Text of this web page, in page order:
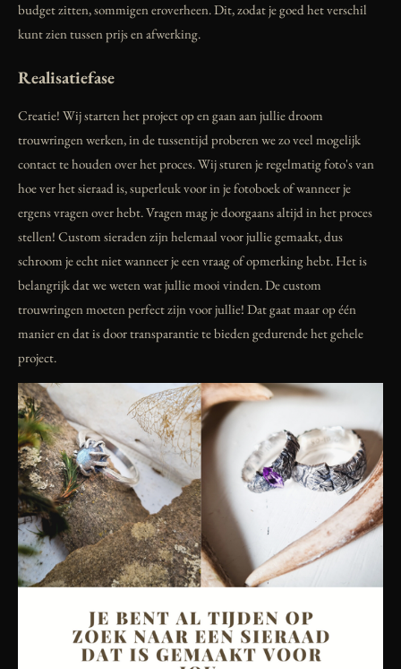
budget zitten, sommigen eroverheen. Dit, zodat je goed het verschil
kunt zien tussen prijs en afwerking.
Realisatiefase
Creatie! Wij starten het project op en gaan aan jullie droom
trouwringen werken, in de tussentijd proberen we zo veel mogelijk
contact te houden over het proces. Wij sturen je regelmatig foto's van
hoe ver het sieraad is, superleuk voor in je fotoboek of wanneer je
ergens vragen over hebt. Vragen mag je doorgaans altijd in het proces
stellen! Custom sieraden zijn helemaal voor jullie gemaakt, dus
schroom je echt niet wanneer je een vraag of opmerking hebt. Het is
belangrijk dat we weten wat jullie mooi vinden. De custom
trouwringen moeten perfect zijn voor jullie! Dat gaat maar op één
manier en dat is door transparantie te bieden gedurende het gehele
project.